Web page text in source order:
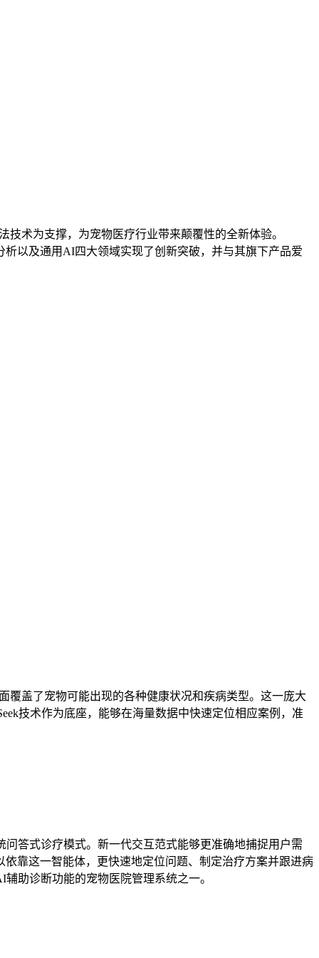
术为支撑，为宠物医疗行业带来颠覆性的全新体验。
以及通用AI四大领域实现了创新突破，并与其旗下产品爱
覆盖了宠物可能出现的各种健康状况和疾病类型。这一庞大
技术作为底座，能够在海量数据中快速定位相应案例，准
答式诊疗模式。新一代交互范式能够更准确地捕捉用户需
靠这一智能体，更快速地定位问题、制定治疗方案并跟进病
助诊断功能的宠物医院管理系统之一。